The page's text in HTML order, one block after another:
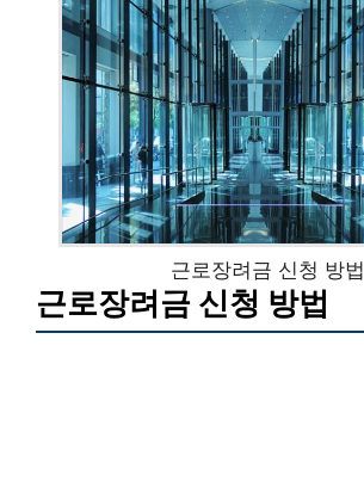
근로장려금 신청 방법
근로장려금 신청 방법